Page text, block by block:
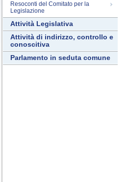
Resoconti del Comitato per la
Legislazione
Attività Legislativa
Attività di indirizzo, controllo e
conoscitiva
Parlamento in seduta comune